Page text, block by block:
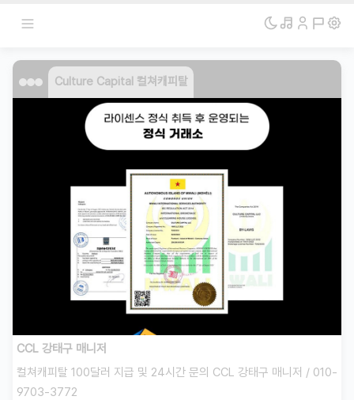
Culture Capital 컬쳐캐피탈
CCL 강태구 매니저
컬쳐캐피탈 100달러 지급 및 24시간 문의 CCL 강태구 매니저 / 010-
9703-3772